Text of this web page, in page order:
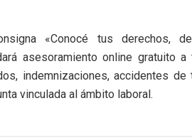
«Conocé tus derechos,
asesoramiento online gratuito
indemnizaciones, accidentes de
vinculada al ámbito laboral.